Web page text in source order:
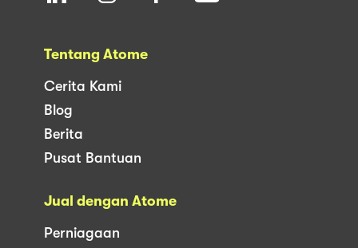
Tentang Atome
Cerita Kami
Blog
Berita
Pusat Bantuan
Jual dengan Atome
Perniagaan